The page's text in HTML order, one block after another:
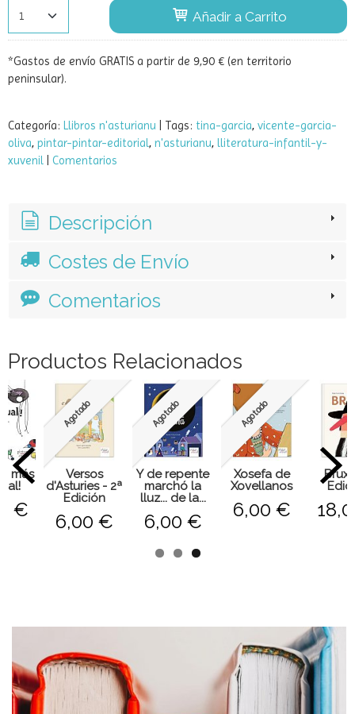
Añadir a Carrito
*Gastos de envío GRATIS a partir de 9,90 € (en territorio
peninsular).
Categoría: Llibros n'asturianu Tags: tina-garcia vicente-garcia-
oliva pintar-pintar-editorial n'asturianu lliteratura-infantil-y-
xuvenil
Comentarios
Descripción
Costes de Envío
Comentarios
Productos Relacionados
más
€
Agotado
Versos
d'Asturies - 2ª
Edición
6,00 €
Agotado
Y de repente
marchó la
lluz... de la...
6,00 €
Agotado
Xosefa de
Xovellanos
6,00 €